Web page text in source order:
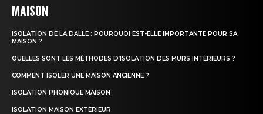
MAISON
ISOLATION DE LA DALLE : POURQUOI EST-ELLE IMPORTANTE POUR SA
MAISON ?
QUELLES SONT LES MÉTHODES D’ISOLATION DES MURS INTÉRIEURS ?
COMMENT ISOLER UNE MAISON ANCIENNE ?
ISOLATION PHONIQUE MAISON
ISOLATION MAISON EXTÉRIEUR